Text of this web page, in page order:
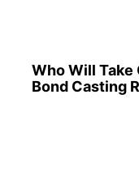
Who Will Take
Bond Casting